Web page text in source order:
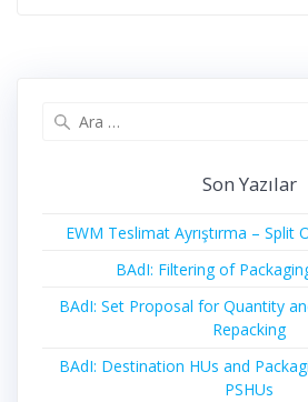
Son Yazılar
EWM Teslimat Ayrıştırma – Split
BAdI: Filtering of
BAdI: Set Proposal for Quantity
Repacking
BAdI: Destination HUs and
PSHUs